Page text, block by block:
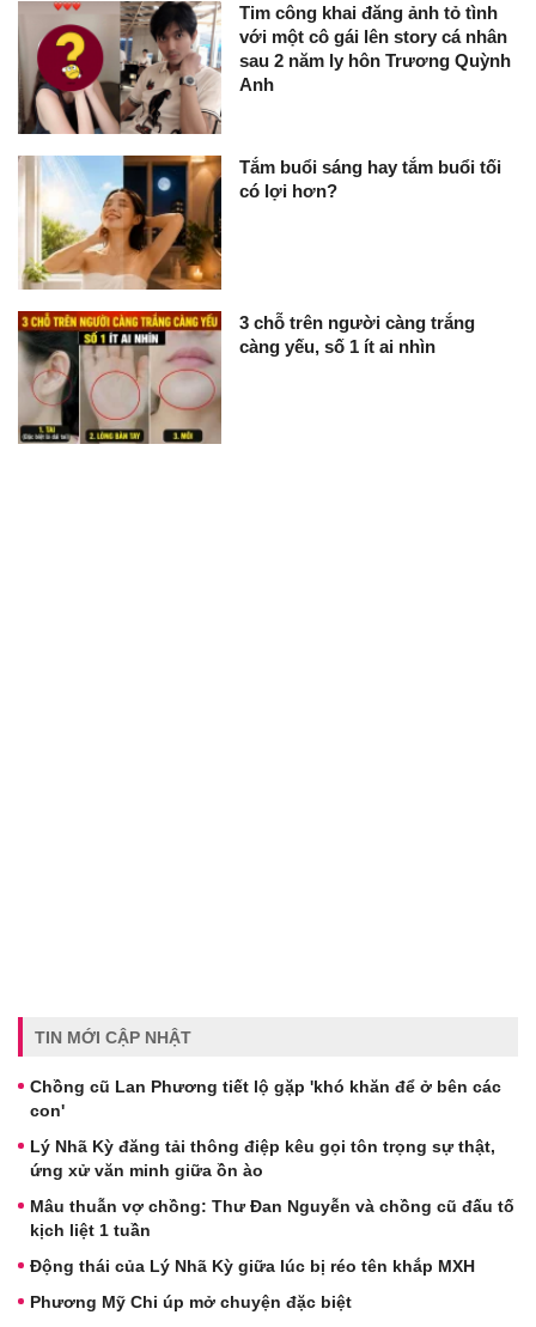
Tim công khai đăng ảnh tỏ tình
với một cô gái lên story cá nhân
sau 2 năm ly hôn Trương Quỳnh
Anh
Tắm buổi sáng hay tắm buổi tối
có lợi hơn?
3 chỗ trên người càng trắng
càng yếu, số 1 ít ai nhìn
TIN MỚI CẬP NHẬT
Chồng cũ Lan Phương tiết lộ gặp 'khó khăn để ở bên các
con'
Lý Nhã Kỳ đăng tải thông điệp kêu gọi tôn trọng sự thật,
ứng xử văn minh giữa ồn ào
Mâu thuẫn vợ chồng: Thư Đan Nguyễn và chồng cũ đấu tố
kịch liệt 1 tuần
Động thái của Lý Nhã Kỳ giữa lúc bị réo tên khắp MXH
Phương Mỹ Chi úp mở chuyện đặc biệt